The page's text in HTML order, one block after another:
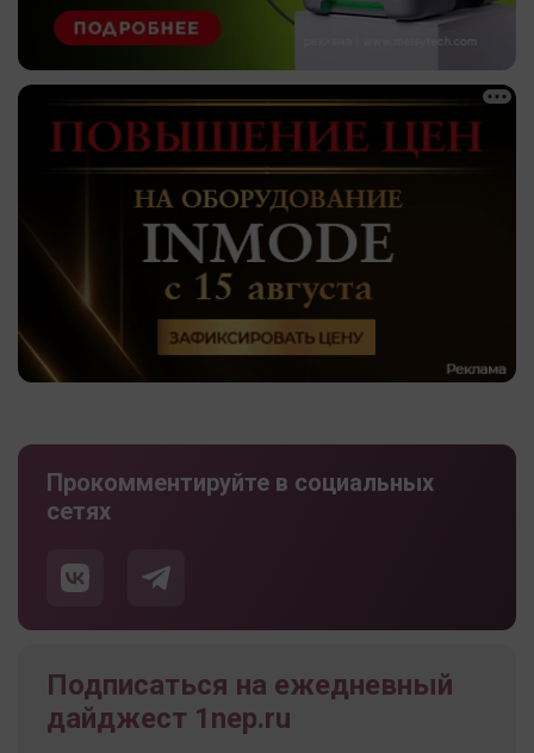
Прокомментируйте в социальных
сетях
Подписаться на ежедневный
дайджест 1nep.ru